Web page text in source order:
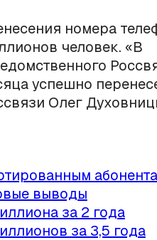
номера
человек. «В
успешно
Олег
выводы
за 2 года
за 3,5 года